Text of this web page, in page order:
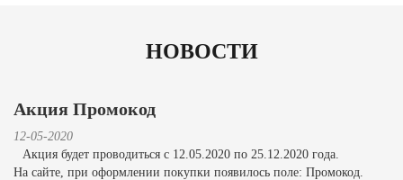
НОВОСТИ
Акция Промокод
12-05-2020
Акция будет проводиться с 12.05.2020 по 25.12.2020 года.
На сайте, при оформлении покупки появилось поле: Промокод.